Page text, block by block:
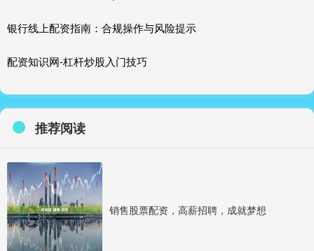
银行线上配资指南：合规操作与风险提示
配资知识网-杠杆炒股入门技巧
推荐阅读
销售股票配资，高薪招聘，成就梦想